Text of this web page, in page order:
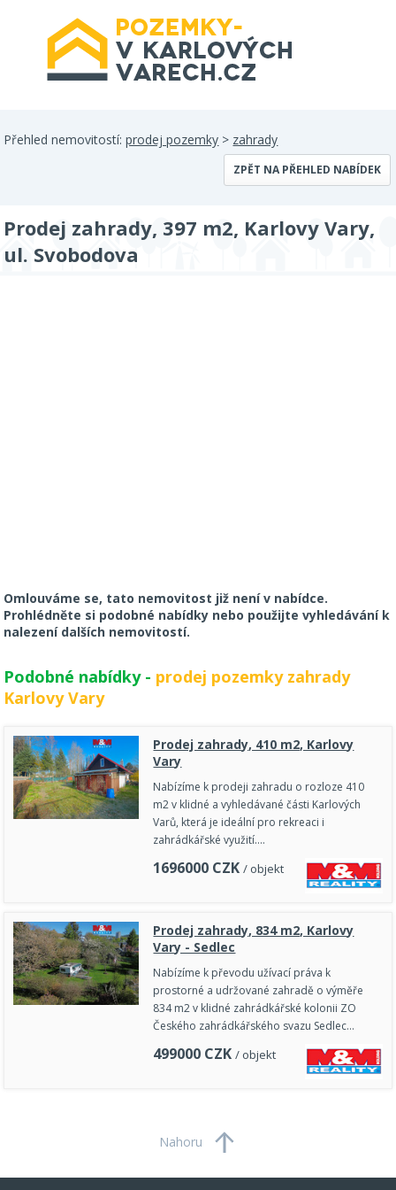
Přehled nemovitostí:prodej pozemky > zahrady
ZPĚT NA PŘEHLED NABÍDEK
Prodej zahrady, 397 m2, Karlovy Vary,
ul. Svobodova
Omlouváme se, tato nemovitost již není v nabídce.
Prohlédněte si podobné nabídky nebo použijte vyhledávání k
nalezení dalších nemovitostí.
Podobné nabídky - prodej pozemky zahrady
Karlovy Vary
Prodej zahrady, 410 m2, Karlovy
Vary
Nabízíme k prodeji zahradu o rozloze 410
m2 v klidné a vyhledávané části Karlových
Varů, která je ideální pro rekreaci i
zahrádkářské využití.…
1696000 CZK / objekt
Prodej zahrady, 834 m2, Karlovy
Vary - Sedlec
Nabízíme k převodu užívací práva k
prostorné a udržované zahradě o výměře
834 m2 v klidné zahrádkářské kolonii ZO
Českého zahrádkářského svazu Sedlec…
499000 CZK / objekt
Nahoru